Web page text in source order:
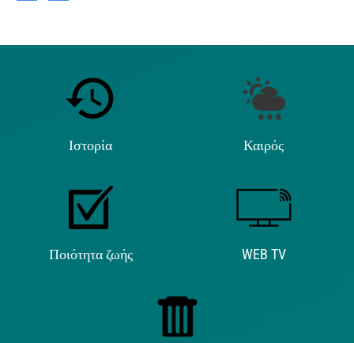
Ιστορία Καιρός
Ποιότητα ζωής WEB TV